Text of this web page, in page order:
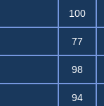
100
77
98
94